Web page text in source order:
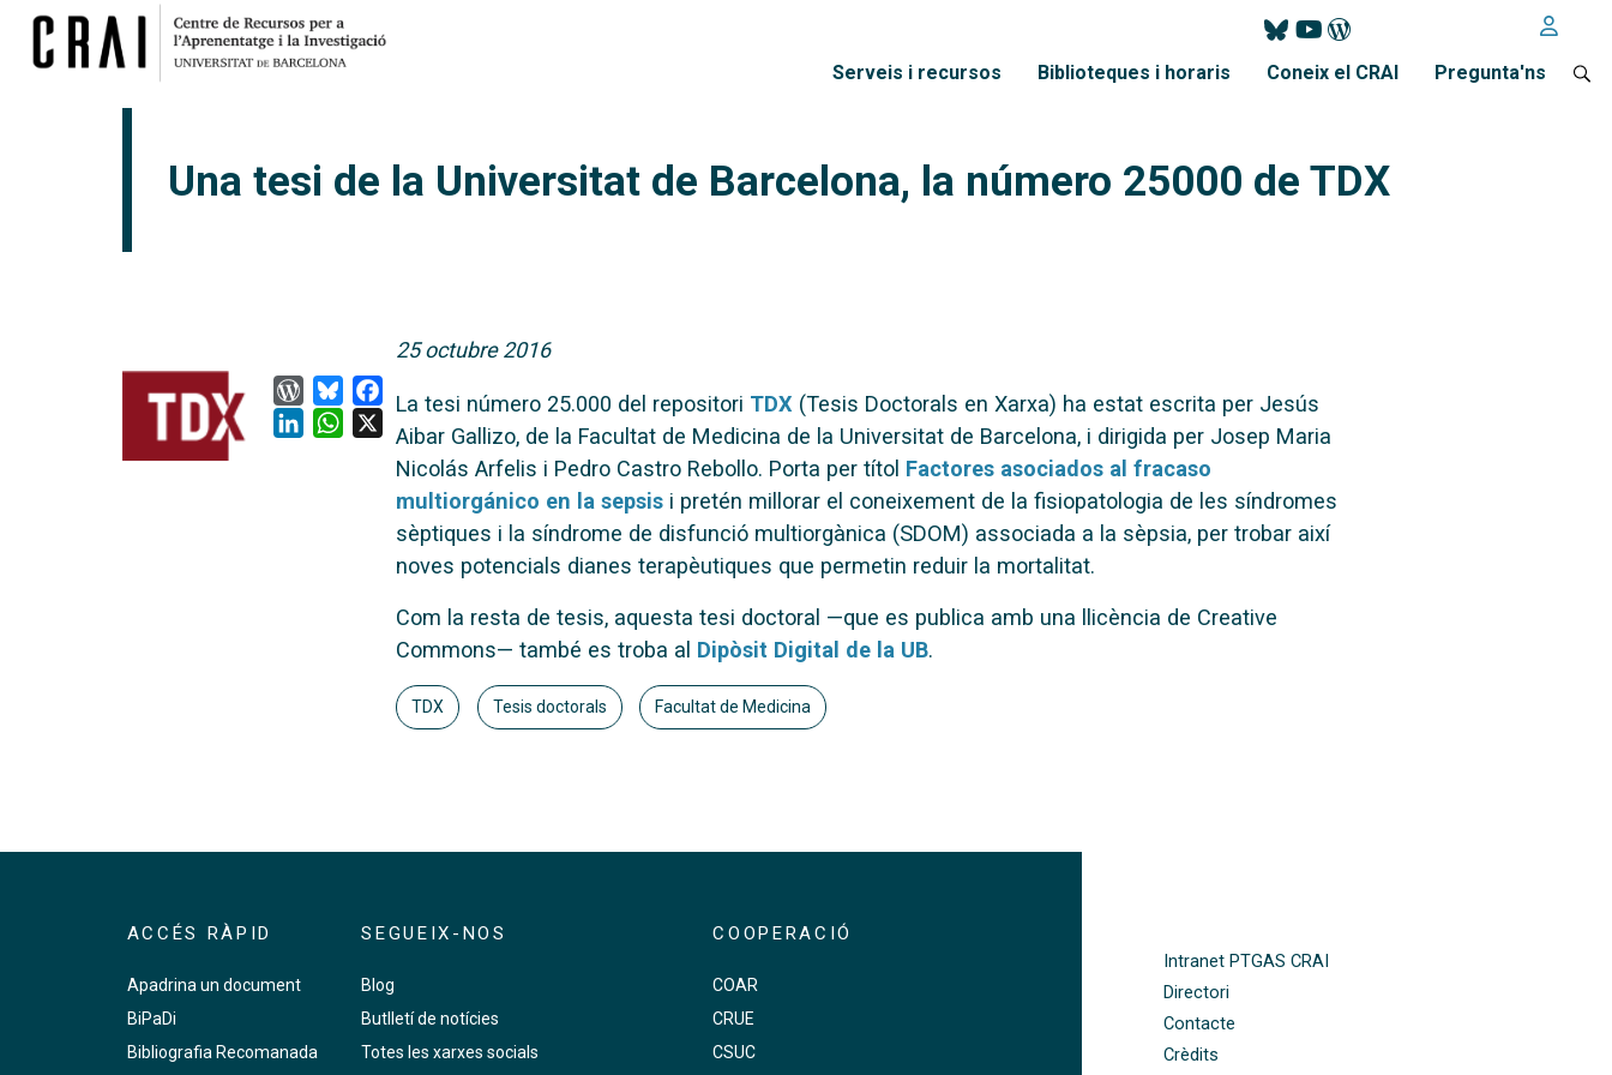
Menú principal
Serveis i recursos Biblioteques i horaris Coneix el CRAI Pregunta'ns
Una tesi de la Universitat de Barcelona, la número 25000 de TDX
WordPress
Bluesky
LinkedInWhatsApp
25 octubre 2016
La tesi número 25.000 del repositori TDX (Tesis Doctorals en Xarxa) ha estat escrita per Jesús
Aibar Gallizo, de la Facultat de Medicina de la Universitat de Barcelona, i dirigida per Josep Maria
Nicolás Arfelis i Pedro Castro Rebollo. Porta per títol Factores asociados al fracaso
multiorgánico en la sepsis i pretén millorar el coneixement de la fisiopatologia de les síndromes
sèptiques i la síndrome de disfunció multiorgànica (SDOM) associada a la sèpsia, per trobar així
noves potencials dianes terapèutiques que permetin reduir la mortalitat.
Com la resta de tesis, aquesta tesi doctoral —que es publica amb una llicència de Creative
Commons— també es troba al Dipòsit Digital de la UB.
TDX Tesis doctorals Facultat de Medicina
ACCÉS RÀPID
Apadrina un document
BiPaDi
Bibliografia Recomanada
SEGUEIX-NOS
Blog
Butlletí de notícies
Totes les xarxes socials
COOPERACIÓ
COAR
CRUE
CSUC
Intranet PTGAS CRAI
Directori
Contacte
Crèdits